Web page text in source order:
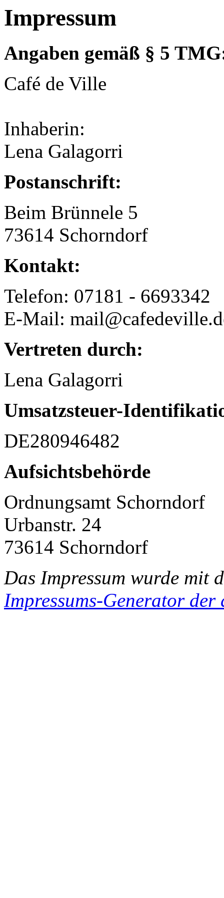
Impressum
Angaben gemäß § 5
Café de Ville
Inhaberin:
Lena Galagorri
Postanschrift:
Beim Brünnele 5
73614 Schorndorf
Kontakt:
Telefon: 07181 - 6693342
E-Mail:
Vertreten durch:
Lena Galagorri
Umsatzsteuer-
DE280946482
Aufsichtsbehörde
Ordnungsamt Schorndorf
Urbanstr. 24
73614 Schorndorf
Das Impressum wurde mit
Impressums-Generator